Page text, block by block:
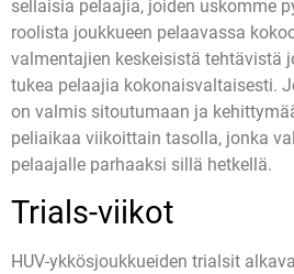
sellaisia pelaajia, joiden uskomme
roolista joukkueen pelaavassa
valmentajien keskeisistä tehtävistä
tukea pelaajia kokonaisvaltaisesti.
on valmis sitoutumaan ja
peliaikaa viikoittain tasolla, jonka
pelaajalle parhaaksi sillä hetkellä.
Trials-viikot
HUV-ykkösjoukkueiden trialsit